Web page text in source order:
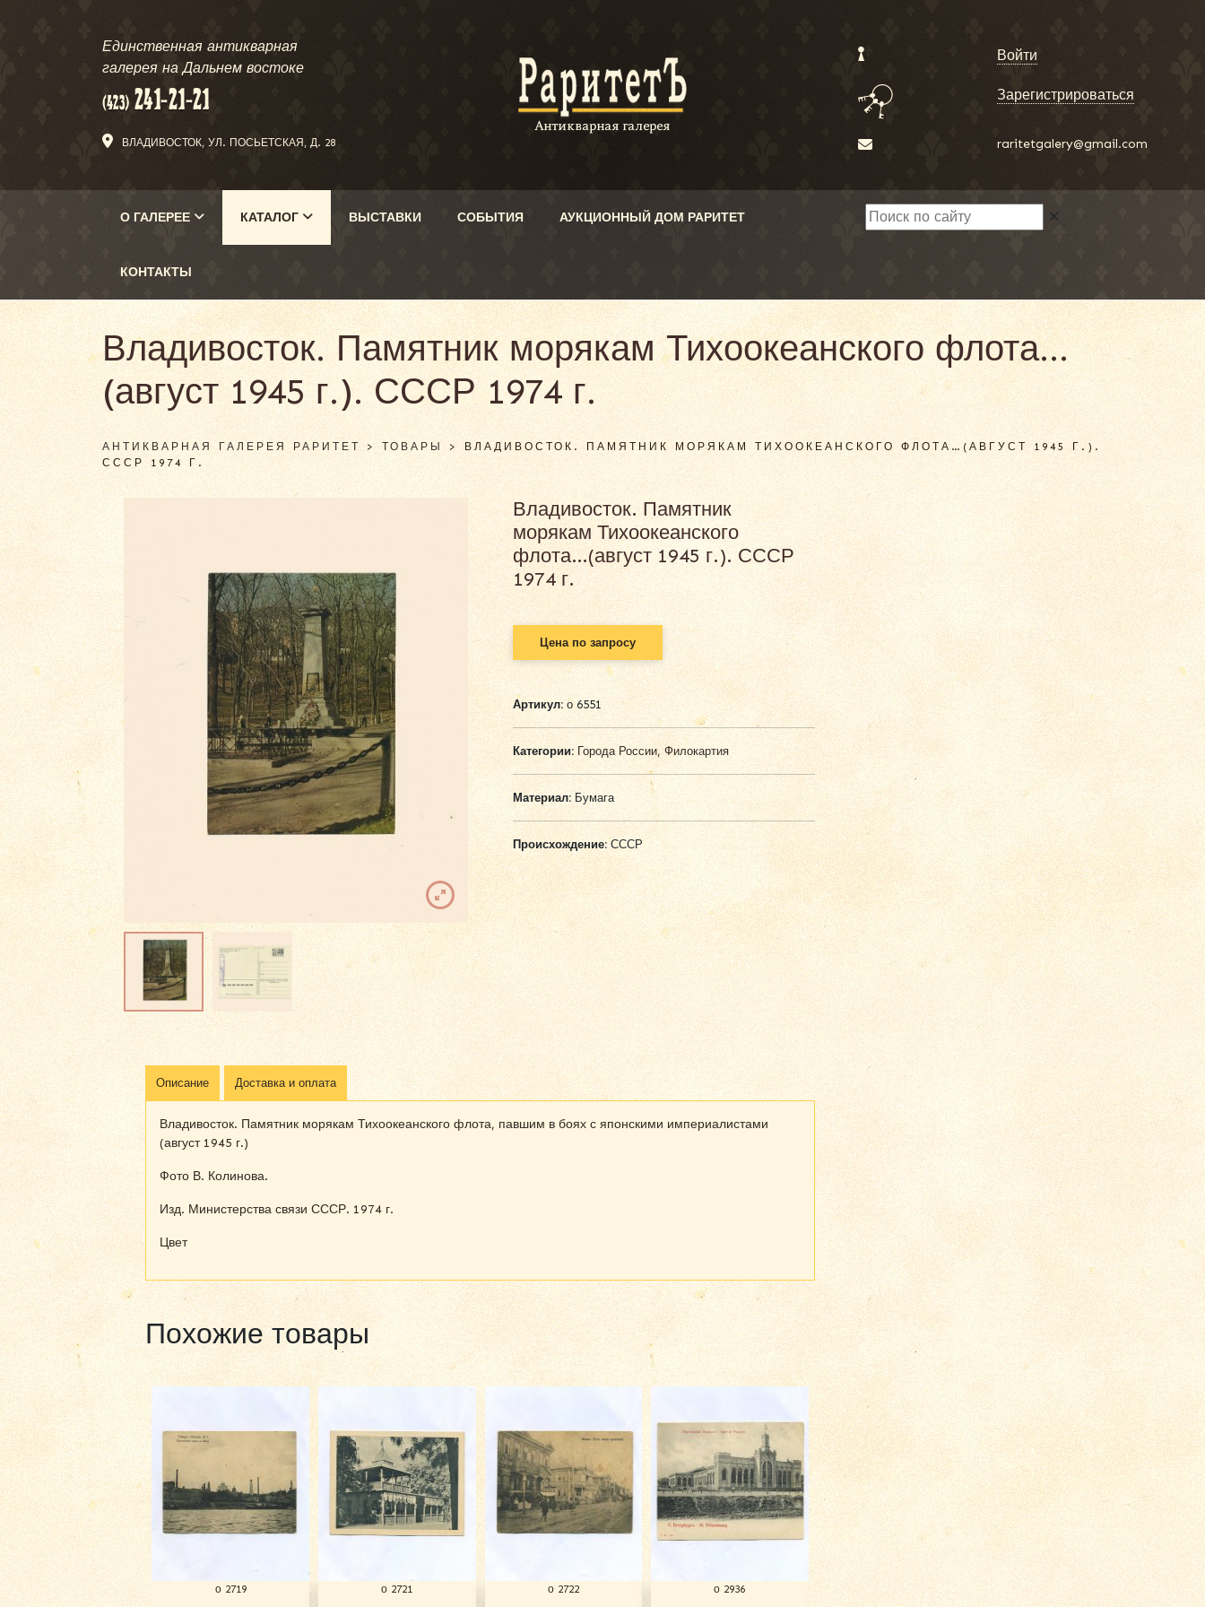
Единственная антикварная
галерея на Дальнем востоке
ВЛАДИВОСТОК, УЛ. ПОСЬЕТСКАЯ, Д. 28
Войти
Зарегистрироваться
raritetgalery@gmail.com
О ГАЛЕРЕЕ КАТАЛОГ ВЫСТАВКИ СОБЫТИЯ АУКЦИОННЫЙ ДОМ РАРИТЕТ
КОНТАКТЫ
✕
Владивосток. Памятник морякам Тихоокеанского флота…
(август 1945 г.). СССР 1974 г.
АНТИКВАРНАЯ ГАЛЕРЕЯ РАРИТЕТ>ТОВАРЫ > ВЛАДИВОСТОК. ПАМЯТНИК МОРЯКАМ ТИХООКЕАНСКОГО ФЛОТА…(АВГУСТ 1945 Г.).
СССР 1974 Г.
Владивосток. Памятник
морякам Тихоокеанского
флота…(август 1945 г.). СССР
1974 г.
Цена по запросу
Артикул:о 6551
Категории: Города России, Филокартия
Материал:Бумага
Происхождение:СССР
Описание Доставка и оплата
Владивосток. Памятник морякам Тихоокеанского флота, павшим в боях с японскими империалистами
(август 1945 г.)
Фото В. Колинова.
Изд. Министерства связи СССР. 1974 г.
Цвет
Похожие товары
о 2719 о 2721 о 2722 о 2936 о 2941 о 2939